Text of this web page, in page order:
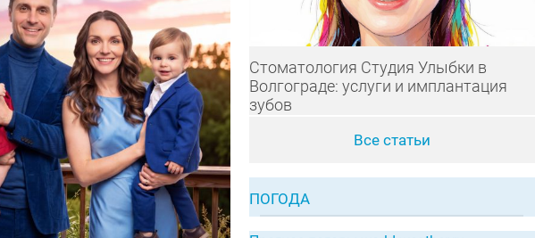
Стоматология Студия Улыбки в
Волгограде: услуги и имплантация
зубов
Все статьи
ПОГОДА